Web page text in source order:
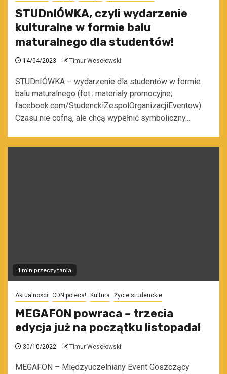
STUDnIÓWKA, czyli wydarzenie
kulturalne w formie balu
maturalnego dla studentów!
14/04/2023 Timur Wesołowski
STUDnIÓWKA – wydarzenie dla studentów w formie
balu maturalnego (fot.: materiały promocyjne;
facebook.com/StudenckiZespolOrganizacjiEventow)
Czasu nie cofną, ale chcą wypełnić symboliczny...
1 min przeczytania
Aktualności CDN poleca! Kultura Życie studenckie
MEGAFON powraca – trzecia
edycja już na początku listopada!
30/10/2022 Timur Wesołowski
MEGAFON – Międzyuczelniany Event Goszczący